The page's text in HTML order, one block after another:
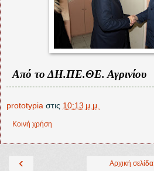
Από το ΔΗ.ΠΕ.ΘΕ. Αγρινίου
prototypia στις 10:13 μ.μ.
Κοινή χρήση
‹ Αρχική σελίδα